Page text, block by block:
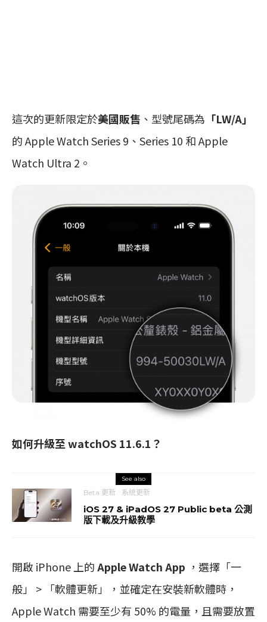
這次的更新限定於美國販售 、型號尾碼為 「LW/A」
的 Apple Watch Series 9、Series 10 和 Apple
Watch Ultra 2。
如何升級至 watchOS 11.6.1？
See also
Beta 更新 系統更新
iOS 27 & iPadOS 27 Public beta 公測
版下載及升級教學
開啟 iPhone 上的Apple Watch App ，選擇「一
般」 > 「軟體更新」，並確定在安裝新軟體時，
Apple Watch 需要至少有 50% 的電量，且需要放置